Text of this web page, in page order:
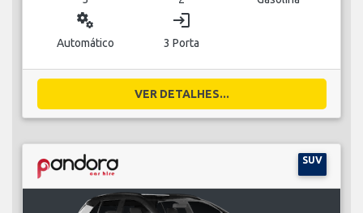
miscellaneous_services
Automático
login
3 Porta
VER DETALHES...
SUV